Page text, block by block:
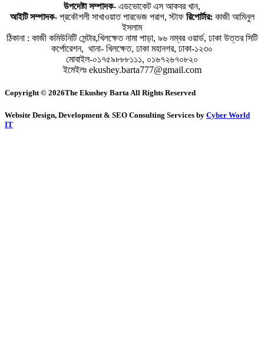
উপদেষ্টা সম্পাদক- এডভোকেট এস আকবর খান,
আইটি সম্পাদক-প্রকৌশলী সাখাওয়াত পারভেজ পরাগ, স্টাফ রিপোর্টার: কাজী আমিনুল
ইসলাম
ঠিকানা : কাজী কমিউনিটি সেন্টার,খিলক্ষেত নামা পাড়া, ৯৬ নম্বর ওয়ার্ড, ঢাকা উত্তর সিটি
কর্পোরেশন, থানা- খিলক্ষেত, ঢাকা মহানগর, ঢাকা-১২৩০
মোবাইল-০১৭৫৯৮৮৮১১১, ০১৬৭২৬৭০৮২০
ইমেইলঃ ekushey.barta777@gmail.com
Copyright © 2026The Ekushey Barta All Rights Reserved
Website Design, Development & SEO Consulting Services by Cyber World
IT